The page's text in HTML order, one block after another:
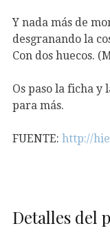
Y nada más de
desgranando la
Con dos huecos.
Os paso la ficha y
para más.
FUENTE: http://
Detalles del